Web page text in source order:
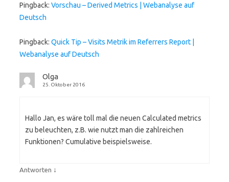
Pingback: Vorschau – Derived Metrics | Webanalyse auf
Deutsch
Pingback: Quick Tip – Visits Metrik im Referrers Report |
Webanalyse auf Deutsch
Olga
25. Oktober 2016
Hallo Jan, es wäre toll mal die neuen Calculated metrics
zu beleuchten, z.B. wie nutzt man die zahlreichen
Funktionen? Cumulative beispielsweise.
Antworten ↓